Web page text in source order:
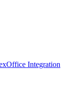
Integration